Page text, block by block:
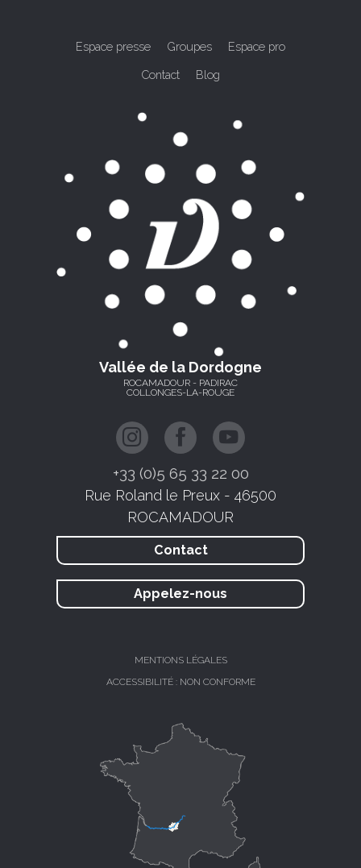
Espace presse Groupes Espace pro
Contact Blog
Vallée de la Dordogne
ROCAMADOUR - PADIRAC
COLLONGES-LA-ROUGE
+33 (0)5 65 33 22 00
Rue Roland le Preux - 46500
ROCAMADOUR
Contact
Appelez-nous
MENTIONS LÉGALES
ACCESSIBILITÉ : NON CONFORME